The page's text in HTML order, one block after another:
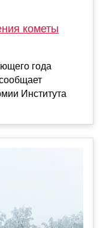
кометы
года
Института